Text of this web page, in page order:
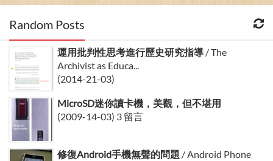
Random Posts
運用批判性思考進行歷史研究指導 / The
Archivist as Educa...
(2014-21-03)
MicroSD迷你讀卡機，美觀，但不堪用
(2009-14-03) 3 留言
修復Android手機無聲的問題 / Android Phone